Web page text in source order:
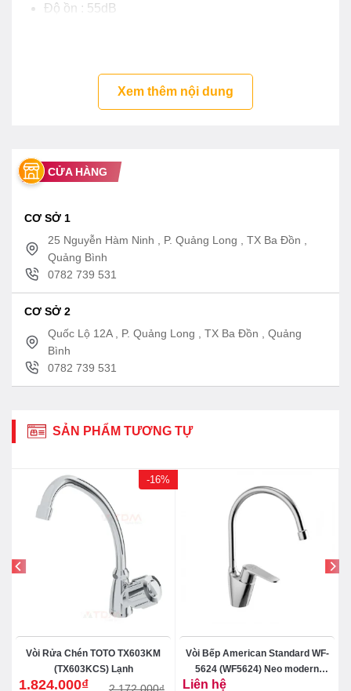
Độ ồn : 55dB
1.320mm )
Xuất Xứ : Trung Quốc ( Theo bản quyền hãng
Xem thêm nội dung
CỬA HÀNG
CƠ SỞ 1
25 Nguyễn Hàm Ninh , P. Quảng Long , TX Ba Đồn ,
Quảng Bình
0782 739 531
CƠ SỞ 2
Quốc Lộ 12A , P. Quảng Long , TX Ba Đồn , Quảng
Bình
0782 739 531
SẢN PHẨM TƯƠNG TỰ
-16%
Vòi Rửa Chén TOTO TX603KM
(TX603KCS) Lạnh
2.172.000₫
1.824.000₫
Vòi Bếp American Standard WF-
5624 (WF5624) Neo modern
Liên hệ